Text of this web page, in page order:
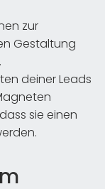
zur
Gestaltung
deiner Leads
sie einen